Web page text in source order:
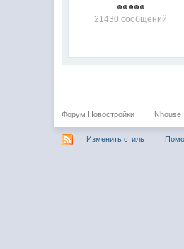
21430 сообщений
Форум Новостройки → Nhouse
Изменить стиль